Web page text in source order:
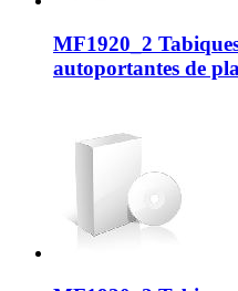
MF1920_2
autoportantes de